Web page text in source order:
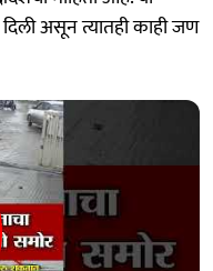
असून त्यातही काही जण